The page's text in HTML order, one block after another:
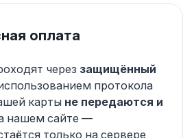
оплата
через защищённый
протокола
карты не передаются и
нашем сайте —
только на сервере